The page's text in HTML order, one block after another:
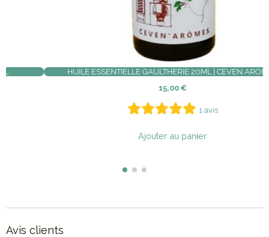
HUILE DE FIGUE DE BARBARIE100% NATURELLE 30ML
1 avis
Ajouter au panier
Avis clients